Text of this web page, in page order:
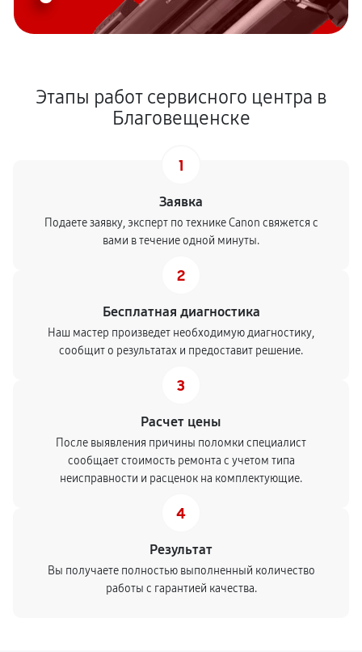
Этапы работ сервисного центра в
Благовещенске
1
Заявка
Подаете заявку, эксперт по технике Canon свяжется с
вами в течение одной минуты.
2
Бесплатная диагностика
Наш мастер произведет необходимую диагностику,
сообщит о результатах и предоставит решение.
3
Расчет цены
После выявления причины поломки специалист
сообщает стоимость ремонта с учетом типа
неисправности и расценок на комплектующие.
4
Результат
Вы получаете полностью выполненный количество
работы с гарантией качества.